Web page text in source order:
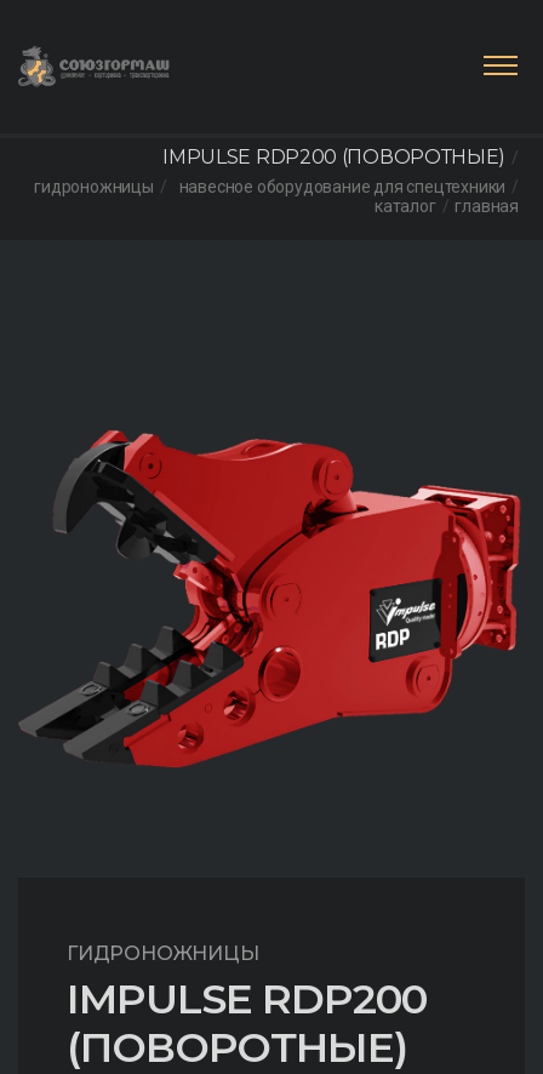
главная
каталог
навесное оборудование для спецтехники
гидроножницы
IMPULSE RDP200 (ПОВОРОТНЫЕ)
ГИДРОНОЖНИЦЫ
IMPULSE RDP200
(ПОВОРОТНЫЕ)